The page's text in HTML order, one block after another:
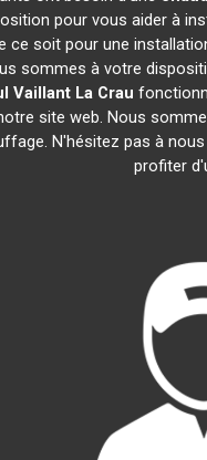
pour vous aider à
ce soit pour une
sommes à votre
Vaillant La Crau
site web. Nous
N'hésitez pas à
profiter